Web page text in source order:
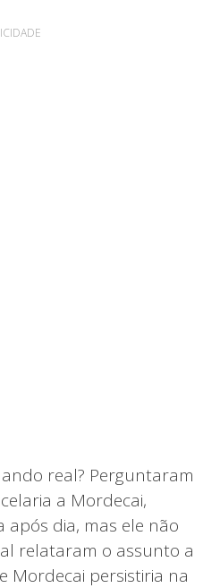
real? Perguntaram
a Mordecai,
dia, mas ele não
relataram o assunto a
Mordecai persistiria na